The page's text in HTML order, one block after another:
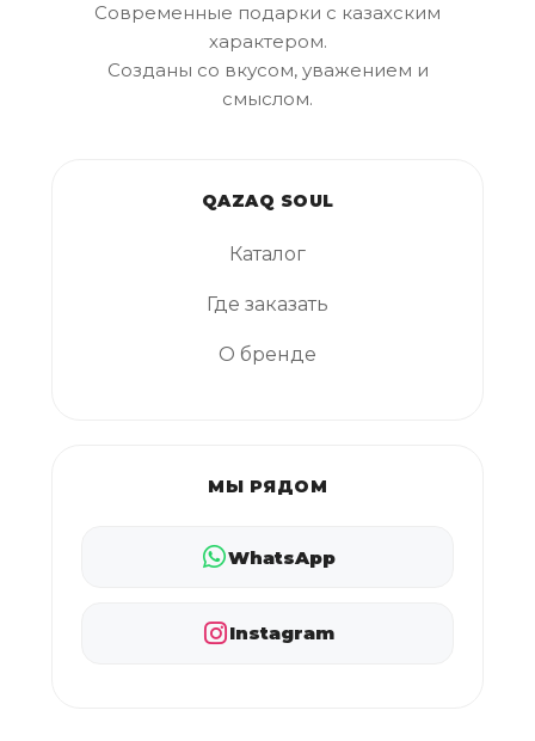
Современные подарки с казахским
характером.
Созданы со вкусом, уважением и
смыслом.
QAZAQ SOUL
Каталог
Где заказать
О бренде
МЫ РЯДОМ
WhatsApp
Instagram